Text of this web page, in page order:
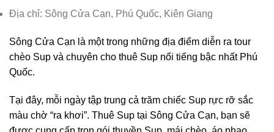
Địa chỉ: Sông Cửa Cạn, Phú Quốc, Kiên Giang
Sông Cửa Cạn là một trong những địa điểm diễn ra tour
chèo Sup và chuyên cho thuê Sup nổi tiếng bậc nhất Phú
Quốc.
Tại đây, mỗi ngày tập trung cả trăm chiếc Sup rực rỡ sắc
màu chờ “ra khơi”. Thuê Sup tại Sông Cửa Cạn, bạn sẽ